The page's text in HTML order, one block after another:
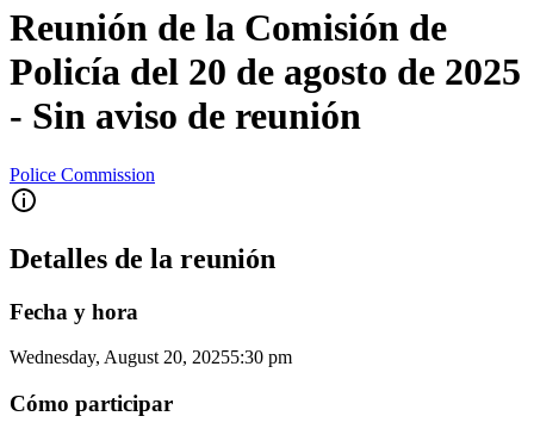
Reunión de la Comisión de
Policía del 20 de agosto de 2025
- Sin aviso de reunión
Police Commission
Detalles de la reunión
Fecha y hora
Wednesday, August 20, 20255:30 pm
Cómo participar